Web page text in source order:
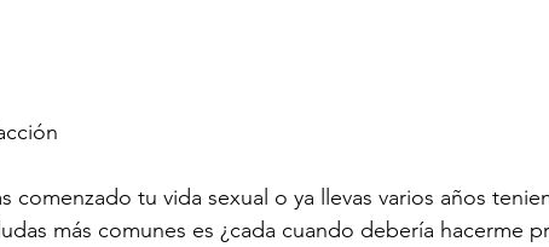
comenzado tu vida sexual o ya llevas varios años
más comunes es ¿cada cuando debería hacerme